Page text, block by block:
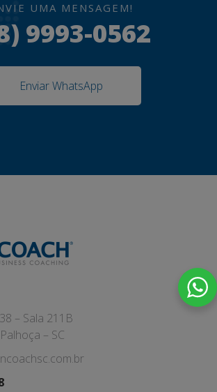
UMA MENSAGEM!
9993-0562
Enviar WhatsApp
– Sala 211B
– SC